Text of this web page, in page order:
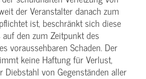
der Veranstalter danach zum
ist, beschränkt sich diese
den zum Zeitpunkt des
voraussehbaren Schaden. Der
keine Haftung für Verlust,
Diebstahl von Gegenständen aller